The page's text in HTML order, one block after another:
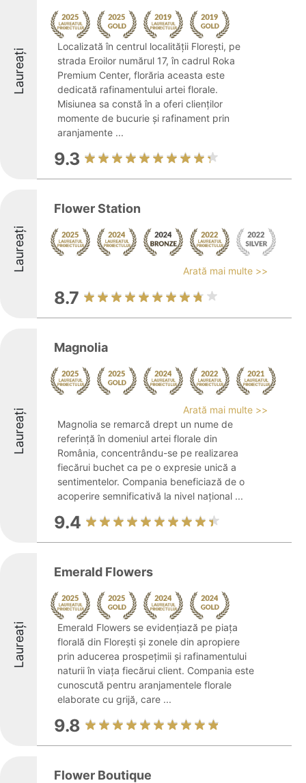
Laureați
Localizată în centrul localității Florești, pe
strada Eroilor numărul 17, în cadrul Roka
Premium Center, florăria aceasta este
dedicată rafinamentului artei florale.
Misiunea sa constă în a oferi clienților
momente de bucurie și rafinament prin
aranjamente ...
9.3
Laureați
Flower Station
Arată mai multe >>
8.7
Laureați
Magnolia
Arată mai multe >>
Magnolia se remarcă drept un nume de
referință în domeniul artei florale din
România, concentrându-se pe realizarea
fiecărui buchet ca pe o expresie unică a
sentimentelor. Compania beneficiază de o
acoperire semnificativă la nivel național ...
9.4
Laureați
Emerald Flowers
Emerald Flowers se evidențiază pe piața
florală din Florești și zonele din apropiere
prin aducerea prospețimii și rafinamentului
naturii în viața fiecărui client. Compania este
cunoscută pentru aranjamentele florale
elaborate cu grijă, care ...
9.8
Flower Boutique